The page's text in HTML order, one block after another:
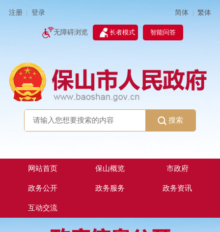
注册 登录 简体 | 繁体
无障碍浏览 长者模式 智能问答
搜索
网站首页 保山概览 市政府
政务公开 政务服务 政务资讯
互动交流